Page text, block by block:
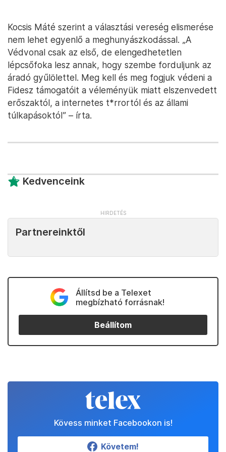
Kocsis Máté szerint a választási vereség elismerése
nem lehet egyenlő a meghunyászkodással. „A
Védvonal csak az első, de elengedhetetlen
lépcsőfoka lesz annak, hogy szembe forduljunk az
áradó gyűlölettel. Meg kell és meg fogjuk védeni a
Fidesz támogatóit a véleményük miatt elszenvedett
erőszaktól, a internetes t*rrortól és az állami
túlkapásoktól” – írta.
Kedvenceink
Partnereinktől
Állítsd be a Telexet
megbízható forrásnak!
Beállítom
Kövess minket Facebookon is!
Követem!